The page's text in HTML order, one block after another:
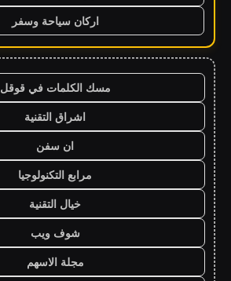
اركان سياحة وسفر
مسك الكلمات في قوقل
اشراق التقنية
ان سفن
مرابع التكنولوجيا
خيال التقنية
شوف ويب
مجلة الاسهم